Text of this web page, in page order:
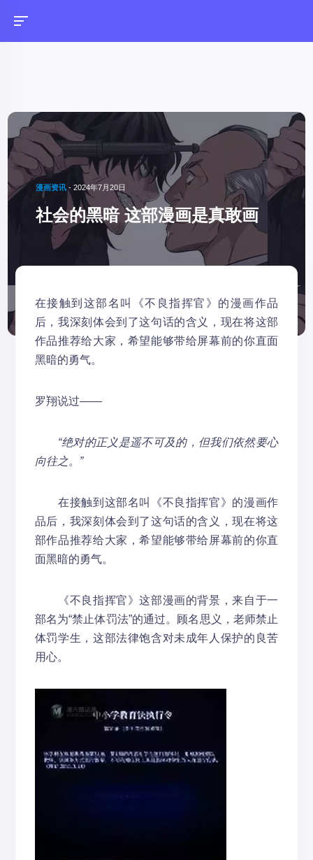
漫画资讯 -2024年7月20日
社会的黑暗 这部漫画是真敢画
在接触到这部名叫《不良指挥官》的漫画作品
后，我深刻体会到了这句话的含义，现在将这部
作品推荐给大家，希望能够带给屏幕前的你直面
黑暗的勇气。
罗翔说过——
“绝对的正义是遥不可及的，但我们依然要心
向往之。”
在接触到这部名叫《不良指挥官》的漫画作
品后，我深刻体会到了这句话的含义，现在将这
部作品推荐给大家，希望能够带给屏幕前的你直
面黑暗的勇气。
《不良指挥官》这部漫画的背景，来自于一
部名为“禁止体罚法”的通过。顾名思义，老师禁止
体罚学生，这部法律饱含对未成年人保护的良苦
用心。